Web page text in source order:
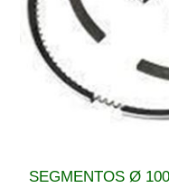
SEGMENTOS Ø